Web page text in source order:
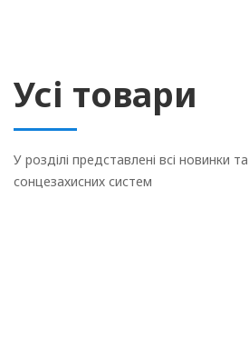
Усі товари
У розділі представлені всі новинки
сонцезахисних систем